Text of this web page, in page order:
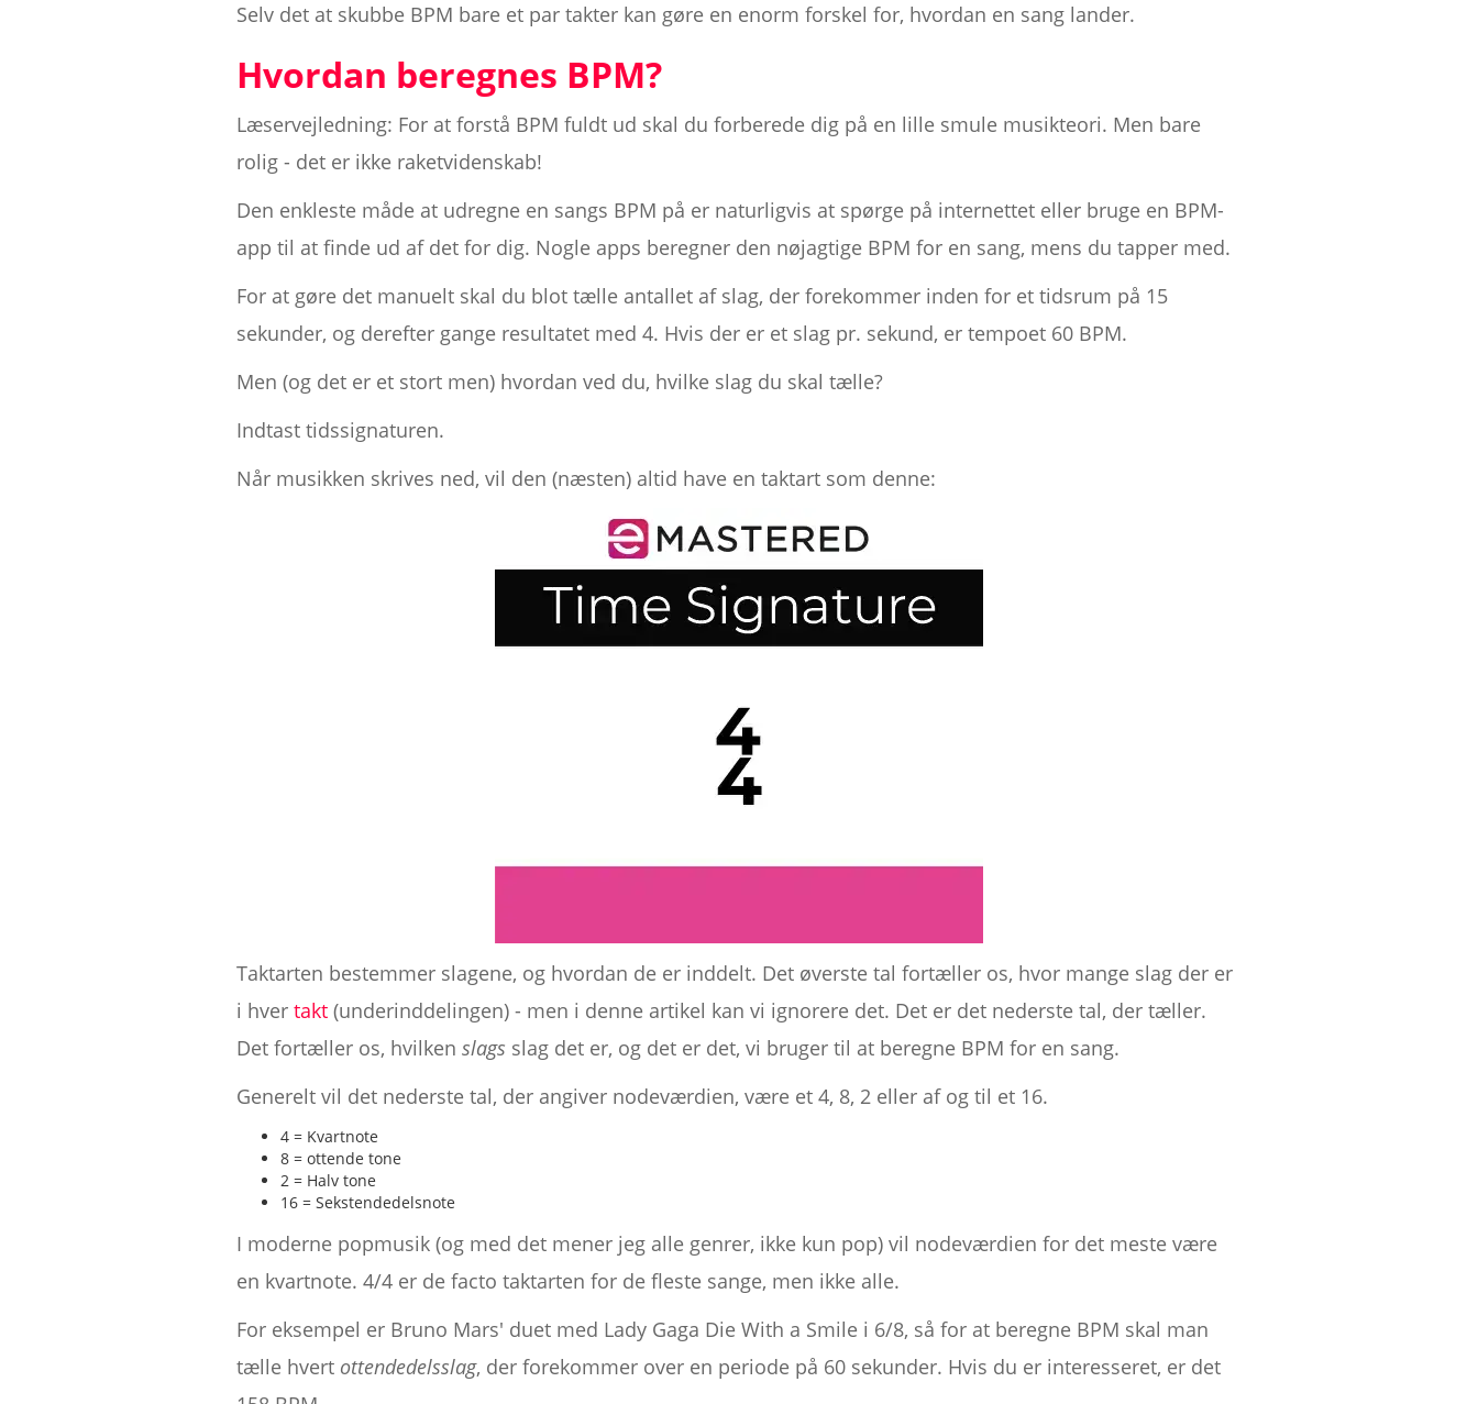
Selv det at skubbe BPM bare et par takter kan gøre en enorm forskel for, hvordan en sang lander.
Hvordan beregnes BPM?
Læservejledning: For at forstå BPM fuldt ud skal du forberede dig på en lille smule musikteori. Men bare
rolig - det er ikke raketvidenskab!
Den enkleste måde at udregne en sangs BPM på er naturligvis at spørge på internettet eller bruge en BPM-
app til at finde ud af det for dig. Nogle apps beregner den nøjagtige BPM for en sang, mens du tapper med.
For at gøre det manuelt skal du blot tælle antallet af slag, der forekommer inden for et tidsrum på 15
sekunder, og derefter gange resultatet med 4. Hvis der er et slag pr. sekund, er tempoet 60 BPM.
Men (og det er et stort men) hvordan ved du, hvilke slag du skal tælle?
Indtast tidssignaturen.
Når musikken skrives ned, vil den (næsten) altid have en taktart som denne:
Taktarten bestemmer slagene, og hvordan de er inddelt. Det øverste tal fortæller os, hvor mange slag der er
i hvertakt (underinddelingen) - men i denne artikel kan vi ignorere det. Det er det nederste tal, der tæller.
Det fortæller os, hvilkenslags slag det er, og det er det, vi bruger til at beregne BPM for en sang.
Generelt vil det nederste tal, der angiver nodeværdien, være et 4, 8, 2 eller af og til et 16.
4 = Kvartnote
8 = ottende tone
2 = Halv tone
16 = Sekstendedelsnote
I moderne popmusik (og med det mener jeg alle genrer, ikke kun pop) vil nodeværdien for det meste være
en kvartnote. 4/4 er de facto taktarten for de fleste sange, men ikke alle.
For eksempel er Bruno Mars' duet med Lady Gaga Die With a Smile i 6/8, så for at beregne BPM skal man
tælle hvert ottendedelsslag, der forekommer over en periode på 60 sekunder. Hvis du er interesseret, er det